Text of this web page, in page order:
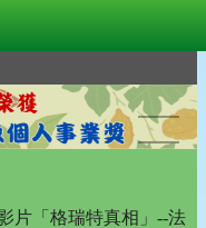
片「格瑞特真相」--法